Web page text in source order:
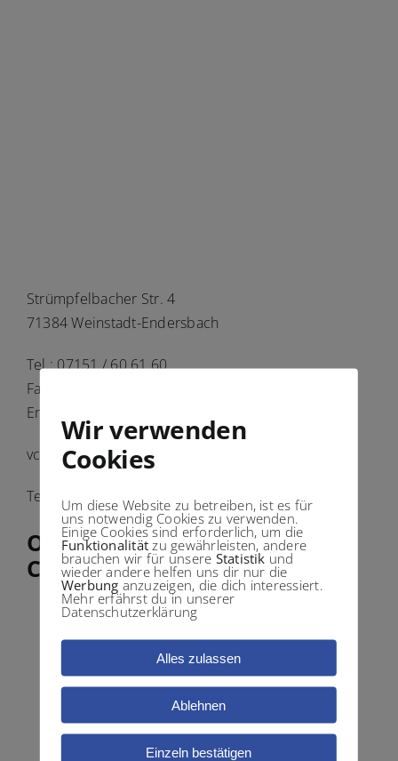
Strümpfelbacher Str. 4
71384 Weinstadt-Endersbach
Tel.: 07151 / 60 61 60
Fax: 07151 / 60 98 27
Email: info@oz-weinstadt.de
vcard herunterladen
Termin vereinbaren!
OP ZENTRUM – BAD
CANNSTATT
Wir verwenden
Cookies
Um diese Website zu betreiben, ist es für
uns notwendig Cookies zu verwenden.
Einige Cookies sind erforderlich, um die
Funktionalität zu gewährleisten, andere
brauchen wir für unsere Statistik und
wieder andere helfen uns dir nur die
Werbung anzuzeigen, die dich interessiert.
Mehr erfährst du in unserer
Datenschutzerklärung
Alles zulassen
Ablehnen
Einzeln bestätigen